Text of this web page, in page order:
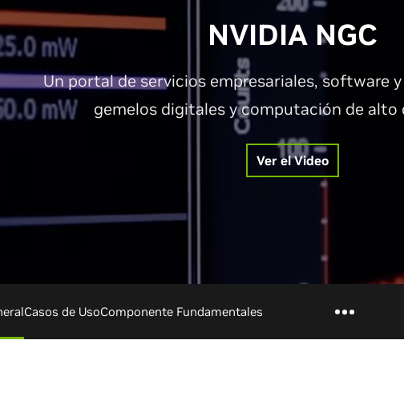
NVIDIA NGC
Un portal de servicios empresariales, software
gemelos digitales y computación de alto
Ver el Video
Casos de UsoComponente Fundamentales